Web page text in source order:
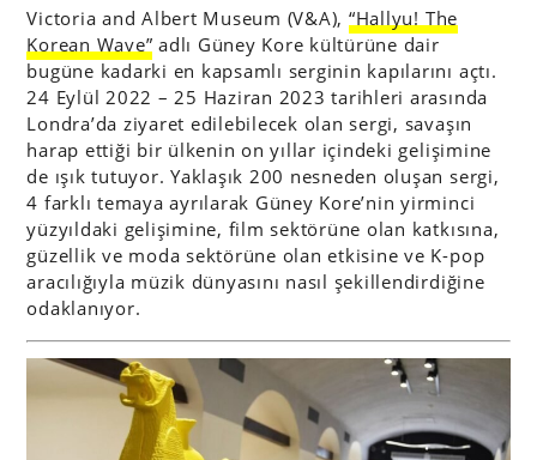
Victoria and Albert Museum (V&A), “Hallyu! The
Korean Wave” adlı Güney Kore kültürüne dair
bugüne kadarki en kapsamlı serginin kapılarını açtı.
24 Eylül 2022 – 25 Haziran 2023 tarihleri arasında
Londra’da ziyaret edilebilecek olan sergi, savaşın
harap ettiği bir ülkenin on yıllar içindeki gelişimine
de ışık tutuyor. Yaklaşık 200 nesneden oluşan sergi,
4 farklı temaya ayrılarak Güney Kore’nin yirminci
yüzyıldaki gelişimine, film sektörüne olan katkısına,
güzellik ve moda sektörüne olan etkisine ve K-pop
aracılığıyla müzik dünyasını nasıl şekillendirdiğine
odaklanıyor.